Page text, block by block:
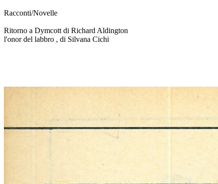
Racconti/Novelle
Ritorno a Dymcott di Richard Aldington
l'onor del labbro , di Silvana Cichi